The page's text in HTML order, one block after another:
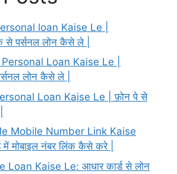
loan Kaise Le |
पर्सनल लोन कैसे ले |
Loan Kaise Le |
लोन कैसे ले |
Loan Kaise Le | फ़ोन पे से
Mobile Number Link Kaise
मोबाइल नंबर लिंक कैसे करे |
Loan Kaise Le: आधार कार्ड से लोन